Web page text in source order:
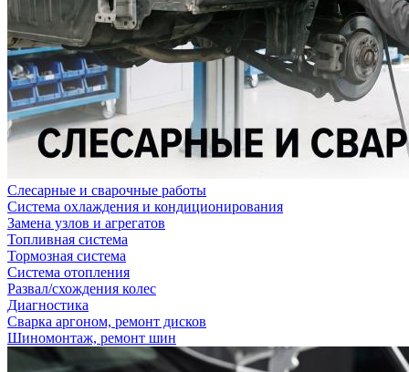
Слесарные и сварочные работы
Система охлаждения и кондиционирования
Замена узлов и агрегатов
Топливная система
Тормозная система
Система отопления
Развал/схождения колес
Диагностика
Сварка аргоном, ремонт дисков
Шиномонтаж, ремонт шин